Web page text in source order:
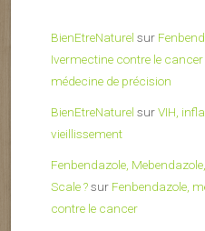
BienEtreNaturel sur
Ivermectine contre le cancer
médecine de précision
BienEtreNaturel surVIH,
vieillissement
Fenbendazole,
Scale ?sur Fenbendazole,
contre le cancer